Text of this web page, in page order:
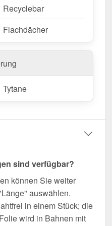
Recyclebar
Flachdächer
Tytane
sind verfügbar?
können Sie weiter
auswählen.
in einem Stück; die
wird in Bahnen mit